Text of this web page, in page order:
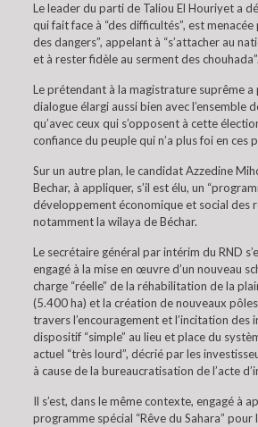
Le leader du parti de Taliou El Houriyet a
qui fait face à “des difficultés”, est
des dangers”, appelant à “s’attacher au
et à rester fidèle au serment des chouhada”.
Le prétendant à la magistrature suprême a
dialogue élargi aussi bien avec l’ensemble
qu’avec ceux qui s’opposent à cette
confiance du peuple qui n’a plus foi en ces
Sur un autre plan, le candidat Azzedine
Bechar, à appliquer, s’il est élu, un
développement économique et social des
notamment la wilaya de Béchar.
Le secrétaire général par intérim du RND
engagé à la mise en œuvre d’un nouveau
charge “réelle” de la réhabilitation de la
(5.400 ha) et la création de nouveaux
travers l’encouragement et l’incitation des
dispositif “simple” au lieu et place du
actuel “très lourd”, décrié par les
à cause de la bureaucratisation de l’acte
Il s’est, dans le même contexte, engagé à
programme spécial “Rêve du Sahara”